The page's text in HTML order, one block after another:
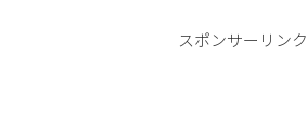
スポンサーリンク